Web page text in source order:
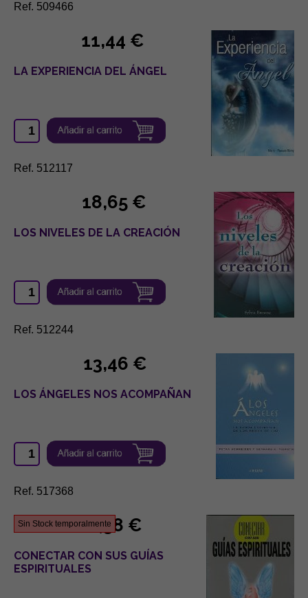
Ref. 509466
11,44 €
LA EXPERIENCIA DEL ÁNGEL
Ref. 512117
18,65 €
LOS NIVELES DE LA CREACIÓN
Ref. 512244
13,46 €
LOS ÁNGELES NOS ACOMPAÑAN
Ref. 517368
Sin Stock temporalmente10,58 €
CONECTAR CON SUS GUÍAS
ESPIRITUALES